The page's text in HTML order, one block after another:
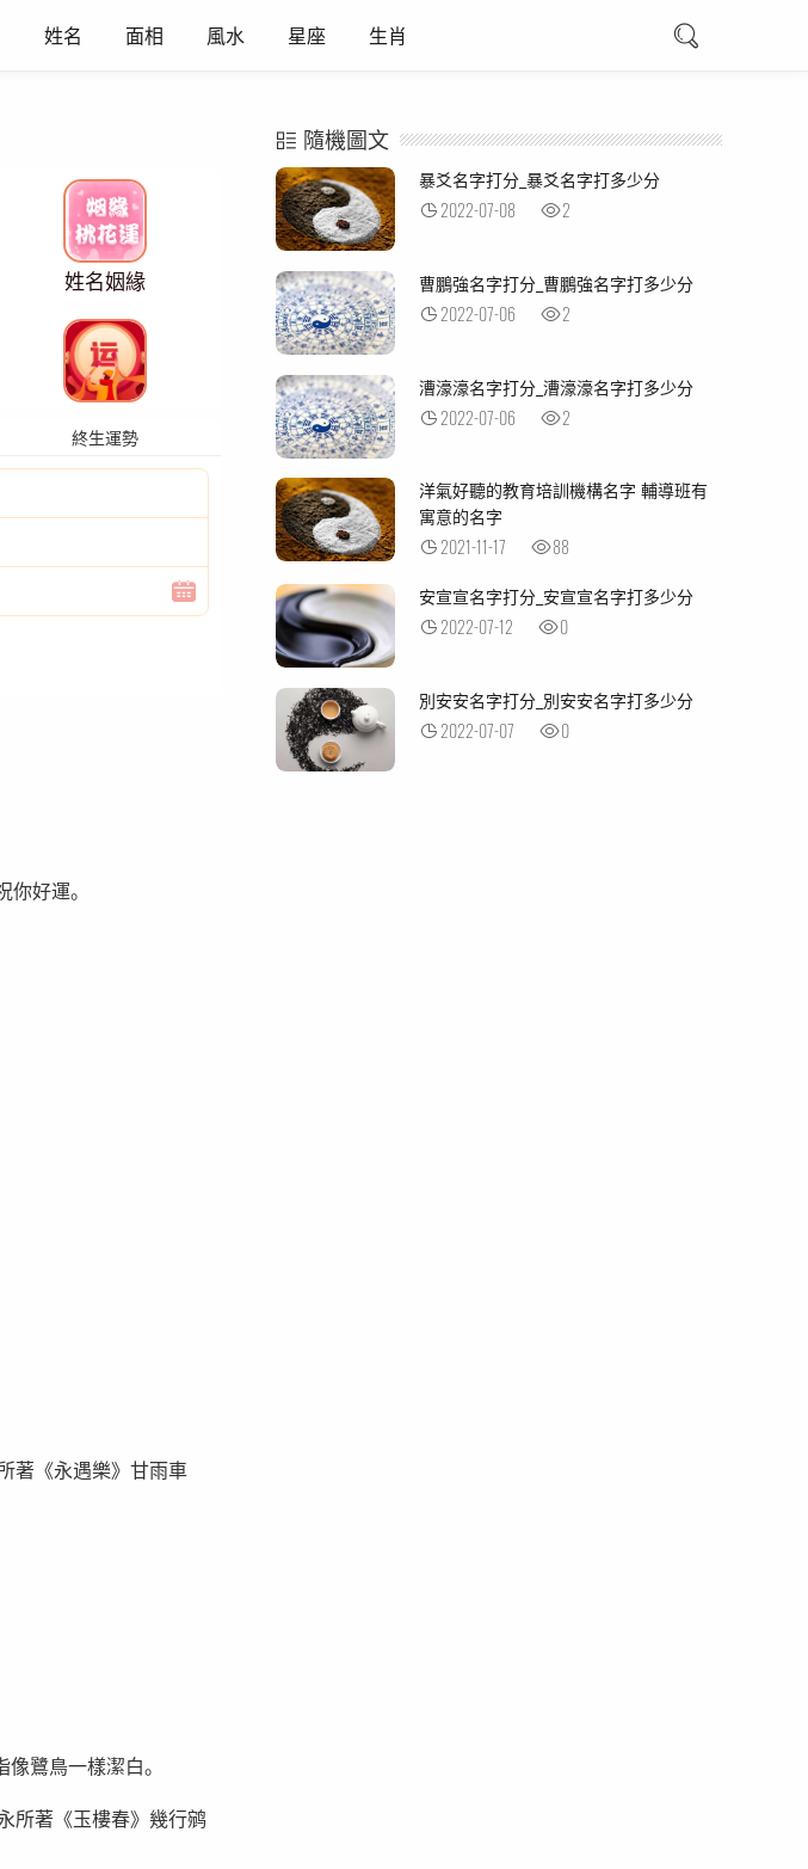
姓名 面相 風水 星座 生肖
姓名姻緣
終生運勢
好運。
著《永遇樂》甘雨車
鷺鳥一樣潔白。
所著《玉樓春》幾行鹓
隨機圖文
暴爻名字打分_暴爻名字打多少分
2022-07-08 2
曹鵬強名字打分_曹鵬強名字打多少分
2022-07-06 2
漕濠濠名字打分_漕濠濠名字打多少分
2022-07-06 2
洋氣好聽的教育培訓機構名字 輔導班有
寓意的名字
2021-11-17 88
安宣宣名字打分_安宣宣名字打多少分
2022-07-12 0
別安安名字打分_別安安名字打多少分
2022-07-07 0